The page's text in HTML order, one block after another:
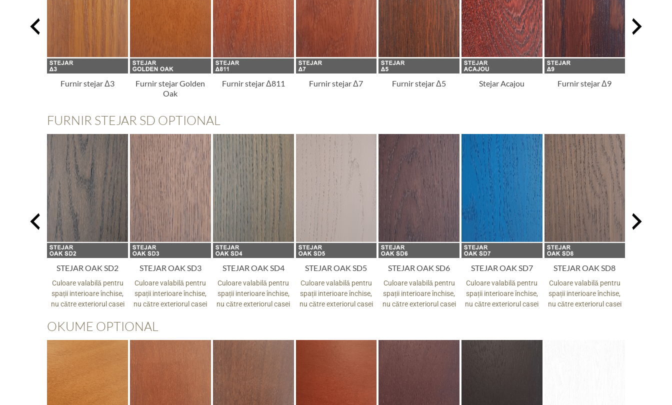
Furnir stejar Δ3
Furnir stejar Golden
Oak
Furnir stejar Δ811 Furnir stejar Δ7 Furnir stejar Δ5 Stejar Acajou Furnir stejar Δ9
FURNIR STEJAR SD OPTIONAL
STEJAR OAK SD2
Culoare valabilă pentru
spații interioare închise,
nu către exteriorul casei
STEJAR OAK SD3
Culoare valabilă pentru
spații interioare închise,
nu către exteriorul casei
STEJAR OAK SD4
Culoare valabilă pentru
spații interioare închise,
nu către exteriorul casei
STEJAR OAK SD5
Culoare valabilă pentru
spații interioare închise,
nu către exteriorul casei
STEJAR OAK SD6
Culoare valabilă pentru
spații interioare închise,
nu către exteriorul casei
STEJAR OAK SD7
Culoare valabilă pentru
spații interioare închise,
nu către exteriorul casei
STEJAR OAK SD8
Culoare valabilă pentru
spații interioare închise,
nu către exteriorul casei
OKUME OPTIONAL